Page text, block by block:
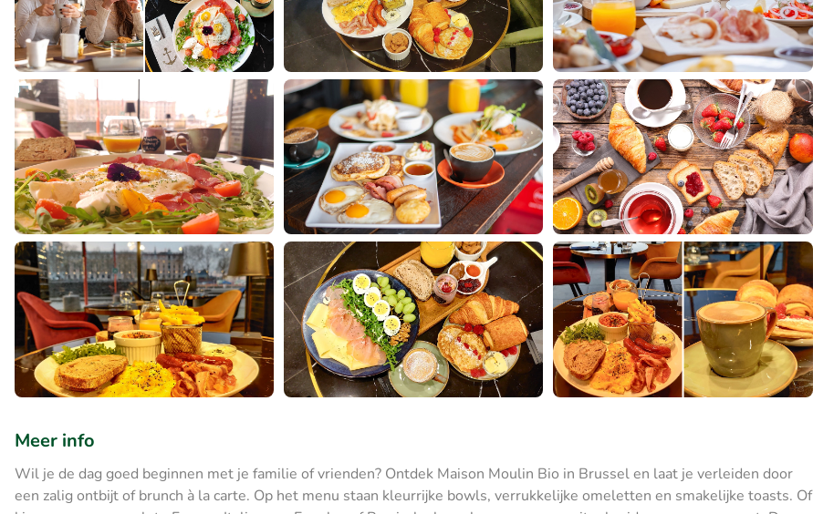
Meer info
Wil je de dag goed beginnen met je familie of vrienden? Ontdek Maison Moulin Bio in Brussel en laat je verleiden door
een zalig ontbijt of brunch à la carte. Op het menu staan kleurrijke bowls, verrukkelijke omeletten en smakelijke toasts. Of